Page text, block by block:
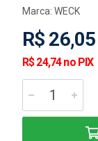
Marca: WECK
R$ 26,05
R$ 24,74 no PIX